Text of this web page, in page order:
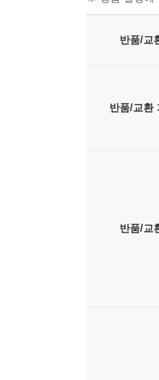
반품/교
반품/교환
반품/교